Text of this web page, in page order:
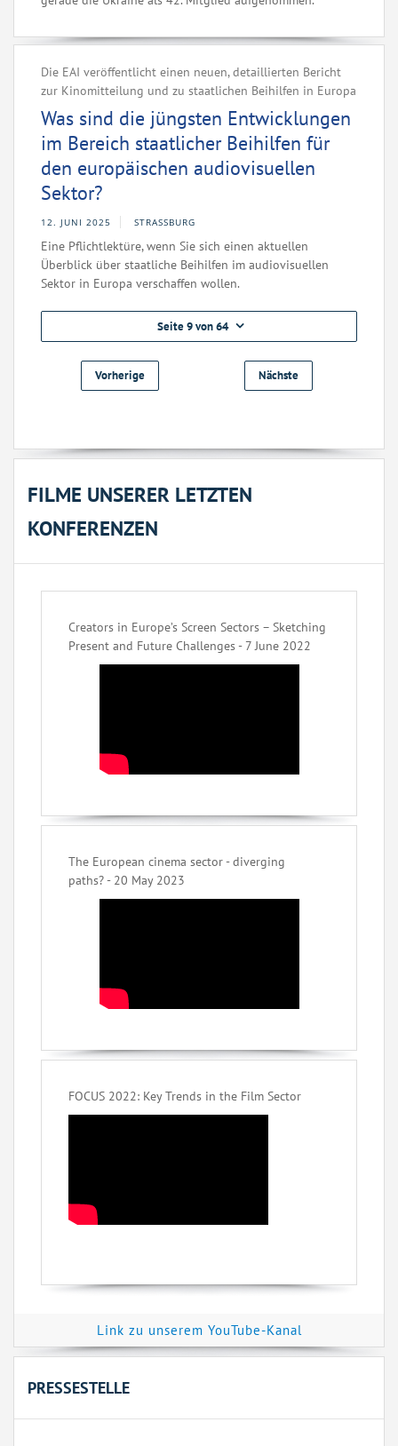
Die EAI veröffentlicht einen neuen, detaillierten Bericht
zur Kinomitteilung und zu staatlichen Beihilfen in Europa
Was sind die jüngsten Entwicklungen
im Bereich staatlicher Beihilfen für
den europäischen audiovisuellen
Sektor?
12. JUNI 2025 STRASSBURG
Eine Pflichtlektüre, wenn Sie sich einen aktuellen
Überblick über staatliche Beihilfen im audiovisuellen
Sektor in Europa verschaffen wollen.
Seite 9 von 64
Vorherige Nächste
FILME UNSERER LETZTEN
KONFERENZEN
Creators in Europe’s Screen Sectors – Sketching
Present and Future Challenges - 7 June 2022
The European cinema sector - diverging
paths? - 20 May 2023
FOCUS 2022: Key Trends in the Film Sector
Link zu unserem YouTube-Kanal
PRESSESTELLE